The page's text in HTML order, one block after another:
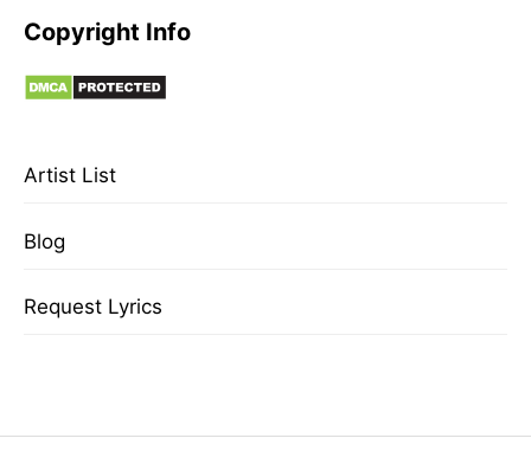
Copyright Info
Artist List
Blog
Request Lyrics